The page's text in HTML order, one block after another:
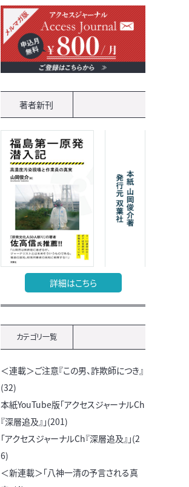
著者新刊
詳細はこちら
カテゴリ一覧
＜連載＞ご注意『この男、詐欺師につき』
(32)
本紙YouTube版「アクセスジャーナルCh
『深層追及』」(201)
「アクセスジャーナルCh『深層追及』」(2
6)
＜新連載＞「八神一清の予言される真